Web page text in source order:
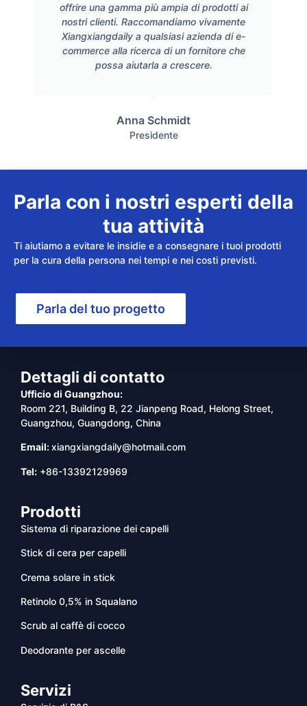
offrire una gamma più ampia di prodotti ai
nostri clienti. Raccomandiamo vivamente
Xiangxiangdaily a qualsiasi azienda di e-
commerce alla ricerca di un fornitore che
possa aiutarla a crescere.
Anna Schmidt
Presidente
Parla con i nostri esperti della
tua attività
Ti aiutiamo a evitare le insidie e a consegnare i tuoi prodotti
per la cura della persona nei tempi e nei costi previsti.
Parla del tuo progetto
Dettagli di contatto
Ufficio di Guangzhou:
Room 221, Building B, 22 Jianpeng Road, Helong Street,
Guangzhou, Guangdong, China
Email:xiangxiangdaily@hotmail.com
Tel: +86-13392129969
Prodotti
Sistema di riparazione dei capelli
Stick di cera per capelli
Crema solare in stick
Retinolo 0,5% in Squalano
Scrub al caffè di cocco
Deodorante per ascelle
Servizi